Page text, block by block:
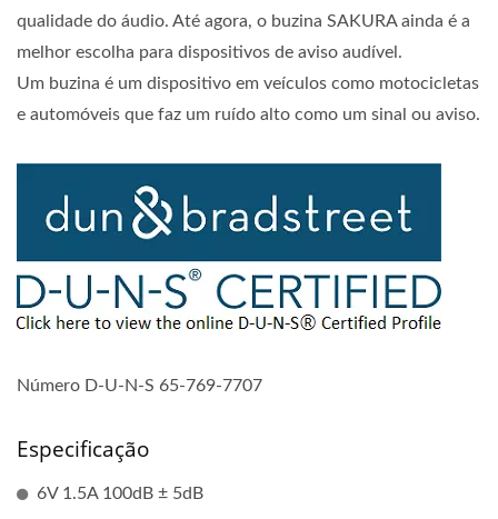
qualidade do áudio. Até agora, o buzina SAKURA ainda é a
melhor escolha para dispositivos de aviso audível.
Um buzina é um dispositivo em veículos como motocicletas
e automóveis que faz um ruído alto como um sinal ou aviso.
Número D-U-N-S 65-769-7707
Especificação
6V 1.5A 100dB ± 5dB